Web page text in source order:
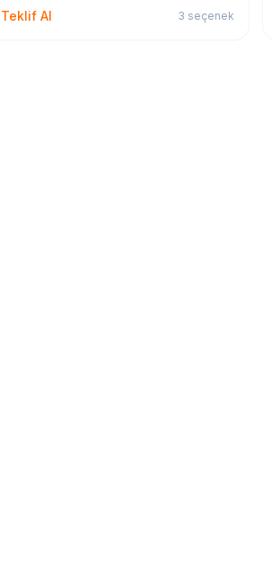
Teklif Al 3 seçenek